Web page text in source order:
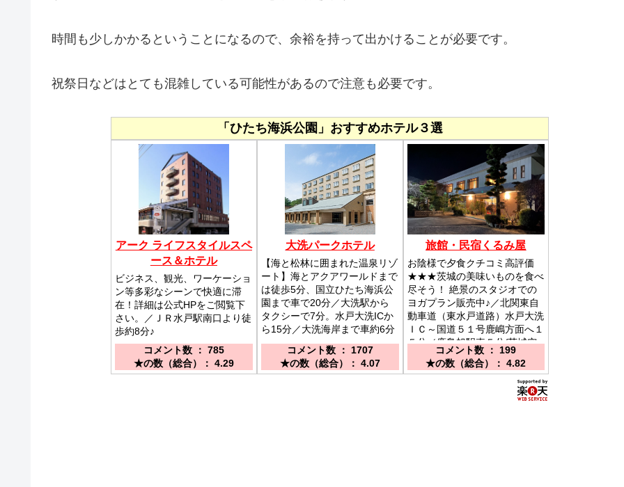
時間も少しかかるということになるので、余裕を持って出かけることが必要です。
祝祭日などはとても混雑している可能性があるので注意も必要です。
「ひたち海浜公園」おすすめホテル３選
アーク ライフスタイルスペ
ース＆ホテル
ビジネス、観光、ワーケーショ
ン等多彩なシーンで快適に滞
在！詳細は公式HPをご閲覧下
さい。／ＪＲ水戸駅南口より徒
歩約8分♪
コメント数 ： 785
★の数（総合）： 4.29
大洗パークホテル
【海と松林に囲まれた温泉リゾ
ート】海とアクアワールドまで
は徒歩5分、国立ひたち海浜公
園まで車で20分／大洗駅から
タクシーで7分。水戸大洗ICか
ら15分／大洗海岸まで車約6分
コメント数 ： 1707
★の数（総合）： 4.07
旅館・民宿くるみ屋
お陰様で夕食クチコミ高評価
★★★茨城の美味いものを食べ
尽そう！ 絶景のスタジオでの
ヨガプラン販売中♪／北関東自
動車道（東水戸道路）水戸大洗
ＩＣ～国道５１号鹿嶋方面へ１
５分／鹿島旭駅車５分/茨城空
港車２０分コメント数 ： 199
★の数（総合）： 4.82